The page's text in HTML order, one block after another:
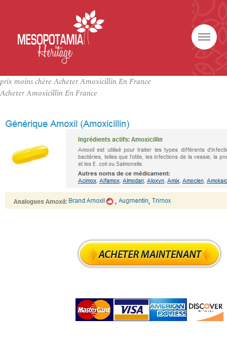
prix moins chère Acheter Amoxicillin En France
Acheter Amoxicillin En France